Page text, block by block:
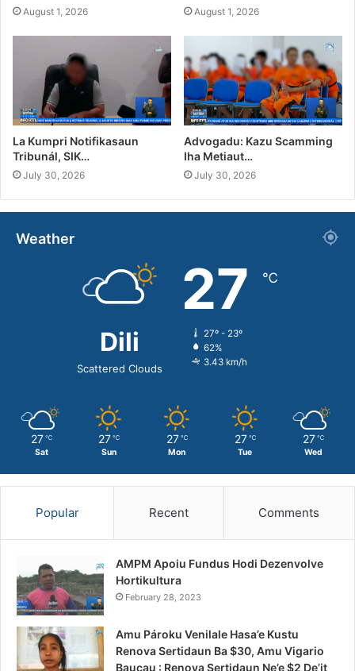
August 1, 2026 August 1, 2026
La Kumpri Notifikasaun
Tribunál, SIK…
July 30, 2026
Advogadu: Kazu Scamming
Iha Metiaut…
July 30, 2026
Weather
Dili
Scattered Clouds
27 ℃
27º - 23º
62%
3.43 km/h
27 ℃
Sat
27 ℃
Sun
27 ℃
Mon
27 ℃
Tue
27 ℃
Wed
Popular Recent Comments
AMPM Apoiu Fundus Hodi Dezenvolve
Hortikultura
February 28, 2023
Amu Pároku Venilale Hasa’e Kustu
Renova Sertidaun Ba $30, Amu Vigario
Baucau : Renova Sertidaun Ne’e $2 De’it